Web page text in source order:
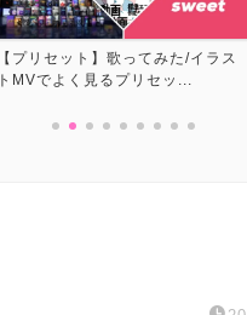
【5,800万の素材が使い放題】表現
の幅が広がるサブスク...